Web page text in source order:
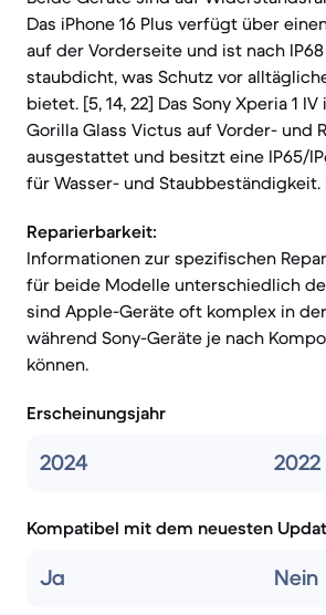
Das iPhone 16 Plus verfügt über
auf der Vorderseite und ist nach
staubdicht, was Schutz vor
bietet. [5, 14, 22] Das Sony Xperia 1
Gorilla Glass Victus auf Vorder- und
ausgestattet und besitzt eine IP65/
für Wasser- und Staubbeständigkeit.
Reparierbarkeit:
Informationen zur spezifischen
für beide Modelle unterschiedlich
sind Apple-Geräte oft komplex in
während Sony-Geräte je nach
können.
Erscheinungsjahr
2024 2022
Kompatibel mit dem neuesten
Ja Nein